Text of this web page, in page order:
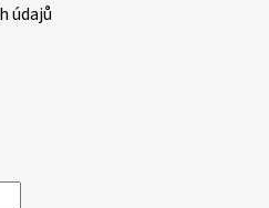
údajů